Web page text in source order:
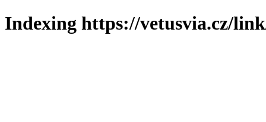
Indexing https://vetusvia.cz/